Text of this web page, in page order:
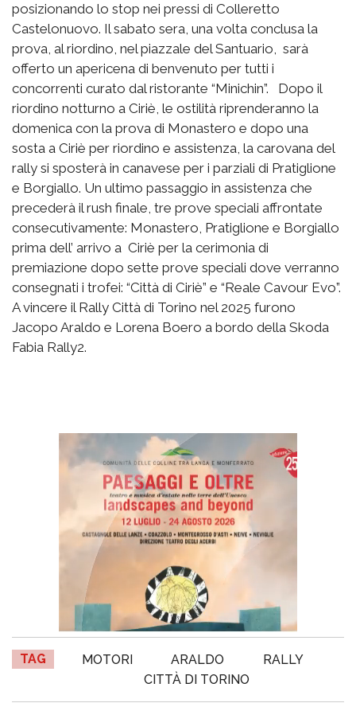
posizionando lo stop nei pressi di Colleretto
Castelonuovo. Il sabato sera, una volta conclusa la
prova, al riordino, nel piazzale del Santuario, sarà
offerto un apericena di benvenuto per tutti i
concorrenti curato dal ristorante “Minichin”. Dopo il
riordino notturno a Ciriè, le ostilità riprenderanno la
domenica con la prova di Monastero e dopo una
sosta a Ciriè per riordino e assistenza, la carovana del
rally si sposterà in canavese per i parziali di Pratiglione
e Borgiallo. Un ultimo passaggio in assistenza che
precederà il rush finale, tre prove speciali affrontate
consecutivamente: Monastero, Pratiglione e Borgiallo
prima dell’ arrivo a Ciriè per la cerimonia di
premiazione dopo sette prove speciali dove verranno
consegnati i trofei: “Città di Ciriè” e “Reale Cavour Evo”.
A vincere il Rally Città di Torino nel 2025 furono
Jacopo Araldo e Lorena Boero a bordo della Skoda
Fabia Rally2.
TAG MOTORI ARALDO
RALLY
CITTÀ DI TORINO